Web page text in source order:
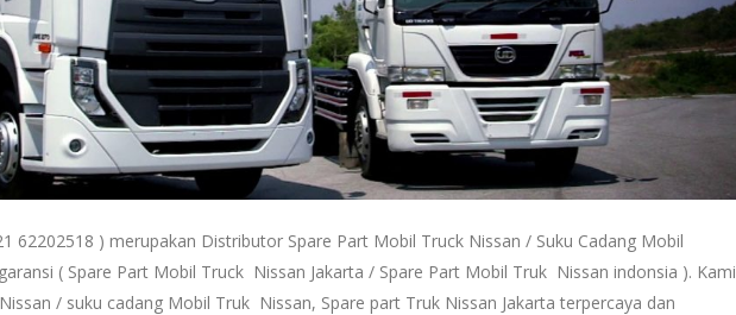
62202518 ) merupakan Distributor Spare Part Mobil Truck Nissan / Suku Cadang Mobil
( Spare Part Mobil Truck Nissan Jakarta / Spare Part Mobil Truk Nissan indonsia ). Kami
/ suku cadang Mobil Truk Nissan, Spare part Truk Nissan Jakarta terpercaya dan